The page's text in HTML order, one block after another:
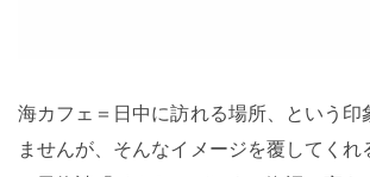
海カフェ＝日中に訪れる場所、という
ませんが、そんなイメージを覆してく